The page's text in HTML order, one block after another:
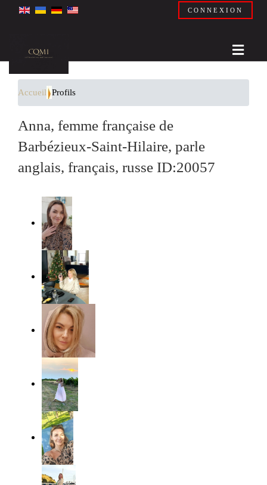
CONNEXION
Accueil Profils
Anna, femme française de
Barbézieux-Saint-Hilaire, parle
anglais, français, russe ID:20057